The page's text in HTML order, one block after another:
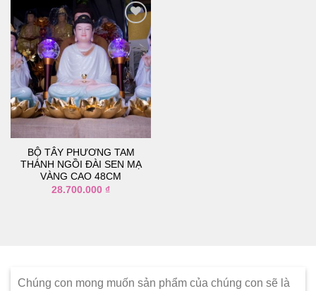
Thêm
vào
danh
sách
yêu
thích
BỘ TÂY PHƯƠNG TAM
THÁNH NGỒI ĐÀI SEN MẠ
VÀNG CAO 48CM
28.700.000 ₫
Chúng con mong muốn sản phẩm của chúng con sẽ là